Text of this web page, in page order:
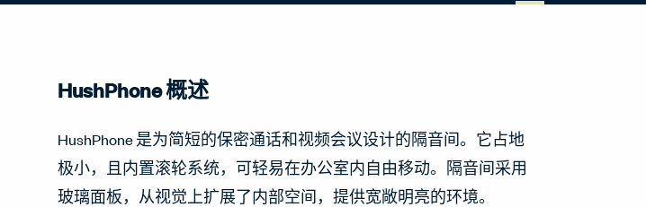
HushPhone 概述
HushPhone 是为简短的保密通话和视频会议设计的隔音间。它占地
极小，且内置滚轮系统，可轻易在办公室内自由移动。隔音间采用
玻璃面板，从视觉上扩展了内部空间，提供宽敞明亮的环境。